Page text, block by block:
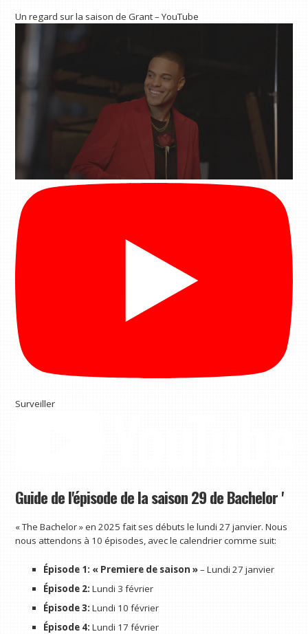
Un regard sur la saison de Grant – YouTube
Surveiller
Guide de l'épisode de la saison 29 de Bachelor '
« The Bachelor » en 2025 fait ses débuts le lundi 27 janvier. Nous
nous attendons à 10 épisodes, avec le calendrier comme suit:
Épisode 1: « Premiere de saison »– Lundi 27 janvier
Épisode 2: Lundi 3 février
Épisode 3: Lundi 10 février
Épisode 4: Lundi 17 février